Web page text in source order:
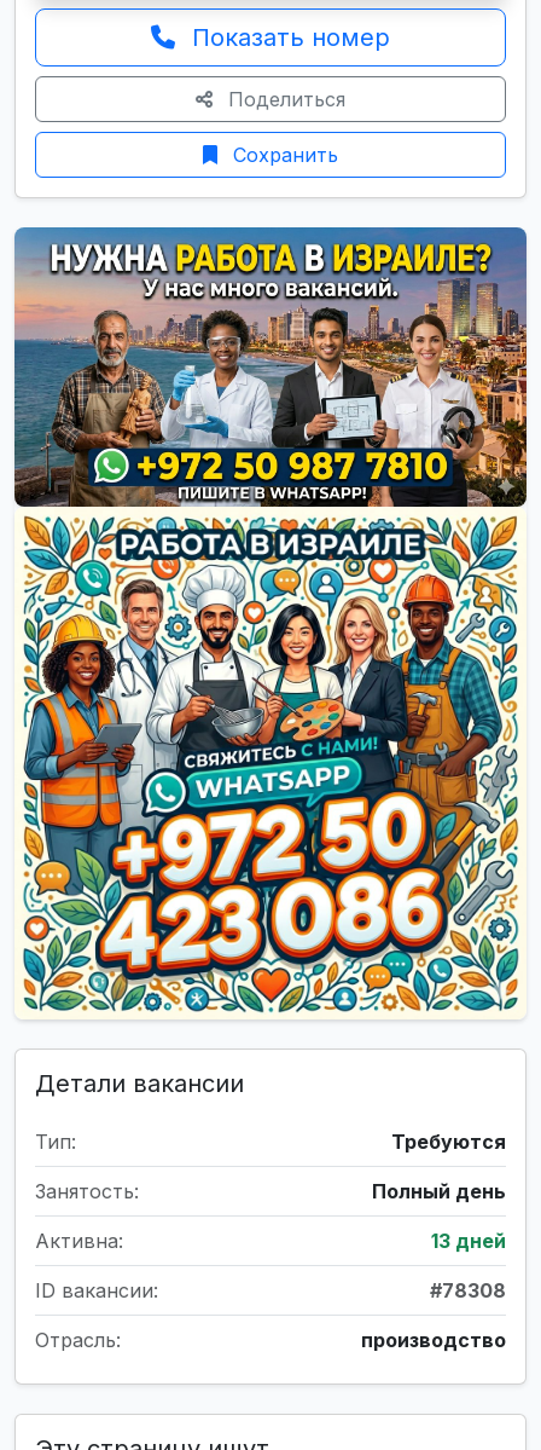
Показать номер
Поделиться
Сохранить
Детали вакансии
Тип: Требуются
Занятость: Полный день
Активна: 13 дней
ID вакансии: #78308
Отрасль: производство